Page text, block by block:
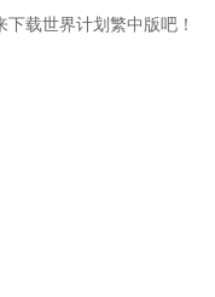
载世界计划繁中版吧！